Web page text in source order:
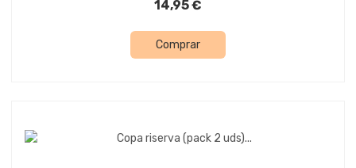
14,95 €
Comprar